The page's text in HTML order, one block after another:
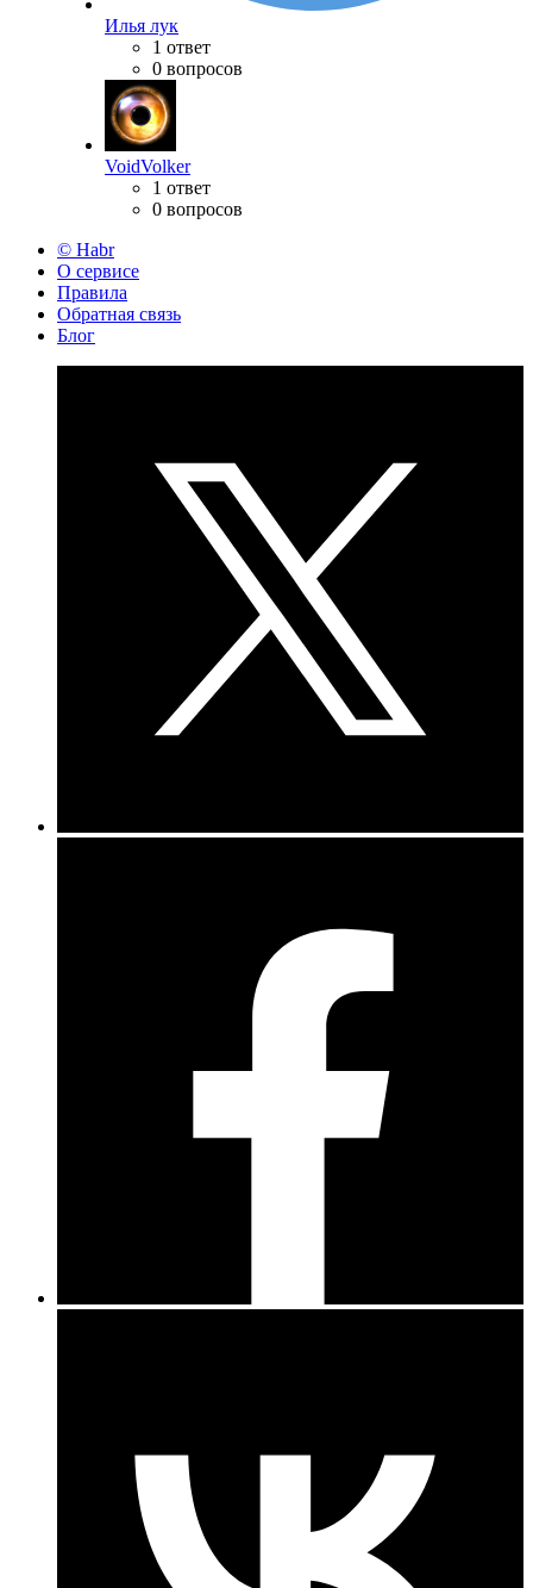
Илья лук
1 ответ
0 вопросов
VoidVolker
1 ответ
0 вопросов
© Habr
О сервисе
Правила
Обратная связь
Блог